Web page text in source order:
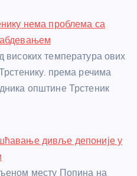
нема проблема са
високих температура ових
према речима
општине Трстеник
дивље депоније у
месту Попина на